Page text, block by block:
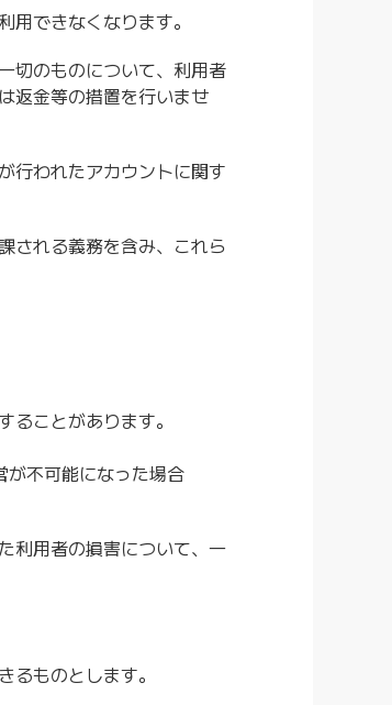
できなくなります。
切のものについて、利用者
返金等の措置を行いませ
行われたアカウントに関す
される義務を含み、これら
ことがあります。
が不可能になった場合
利用者の損害について、一
ものとします。